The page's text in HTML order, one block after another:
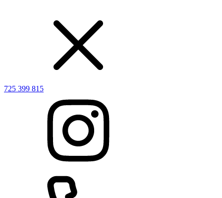
725 399 815